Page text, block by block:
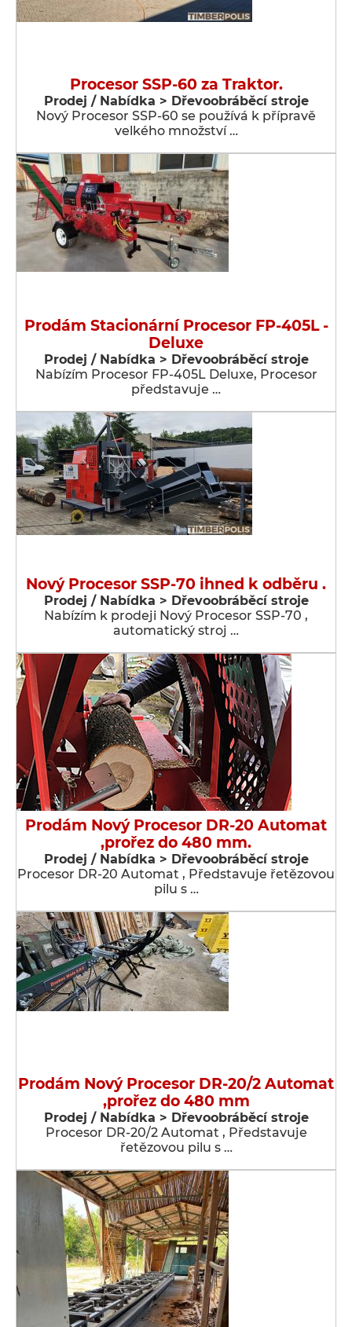
Procesor SSP-60 za Traktor.
Prodej / Nabídka > Dřevoobráběcí stroje
Nový Procesor SSP-60 se používá k přípravě
velkého množství …
Prodám Stacionární Procesor FP-405L -
Deluxe
Prodej / Nabídka > Dřevoobráběcí stroje
Nabízím Procesor FP-405L Deluxe, Procesor
představuje …
Nový Procesor SSP-70 ihned k odběru .
Prodej / Nabídka > Dřevoobráběcí stroje
Nabízím k prodeji Nový Procesor SSP-70 ,
automatický stroj …
Prodám Nový Procesor DR-20 Automat
,prořez do 480 mm.
Prodej / Nabídka > Dřevoobráběcí stroje
Procesor DR-20 Automat , Představuje řetězovou
pilu s …
Prodám Nový Procesor DR-20/2 Automat
,prořez do 480 mm
Prodej / Nabídka > Dřevoobráběcí stroje
Procesor DR-20/2 Automat , Představuje
řetězovou pilu s …